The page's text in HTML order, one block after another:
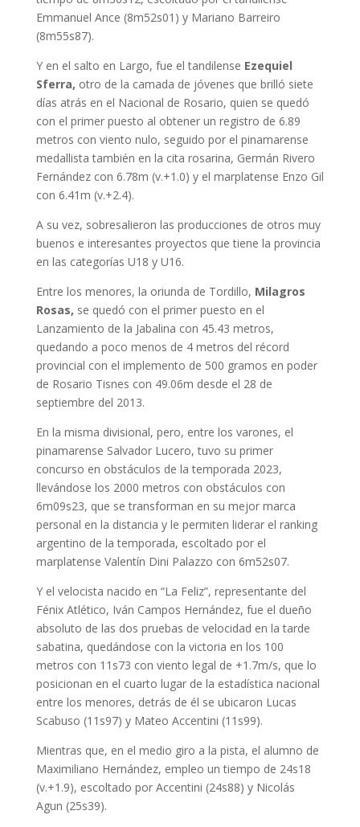
Emmanuel Ance (8m52s01) y Mariano Barreiro
(8m55s87).
Y en el salto en Largo, fue el tandilense Ezequiel
Sferra, otro de la camada de jóvenes que brilló siete
días atrás en el Nacional de Rosario, quien se quedó
con el primer puesto al obtener un registro de 6.89
metros con viento nulo, seguido por el pinamarense
medallista también en la cita rosarina, Germán Rivero
Fernández con 6.78m (v.+1.0) y el marplatense Enzo Gil
con 6.41m (v.+2.4).
A su vez, sobresalieron las producciones de otros muy
buenos e interesantes proyectos que tiene la provincia
en las categorías U18 y U16.
Entre los menores, la oriunda de Tordillo, Milagros
Rosas, se quedó con el primer puesto en el
Lanzamiento de la Jabalina con 45.43 metros,
quedando a poco menos de 4 metros del récord
provincial con el implemento de 500 gramos en poder
de Rosario Tisnes con 49.06m desde el 28 de
septiembre del 2013.
En la misma divisional, pero, entre los varones, el
pinamarense Salvador Lucero, tuvo su primer
concurso en obstáculos de la temporada 2023,
llevándose los 2000 metros con obstáculos con
6m09s23, que se transforman en su mejor marca
personal en la distancia y le permiten liderar el ranking
argentino de la temporada, escoltado por el
marplatense Valentín Dini Palazzo con 6m52s07.
Y el velocista nacido en “La Feliz”, representante del
Fénix Atlético, Iván Campos Hernández, fue el dueño
absoluto de las dos pruebas de velocidad en la tarde
sabatina, quedándose con la victoria en los 100
metros con 11s73 con viento legal de +1.7m/s, que lo
posicionan en el cuarto lugar de la estadística nacional
entre los menores, detrás de él se ubicaron Lucas
Scabuso (11s97) y Mateo Accentini (11s99).
Mientras que, en el medio giro a la pista, el alumno de
Maximiliano Hernández, empleo un tiempo de 24s18
(v.+1.9), escoltado por Accentini (24s88) y Nicolás
Agun (25s39).